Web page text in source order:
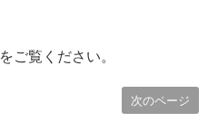
をご覧ください。
次のページ